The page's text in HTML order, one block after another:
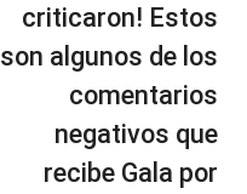
criticaron! Estos
son algunos de los
comentarios
negativos que
recibe Gala por